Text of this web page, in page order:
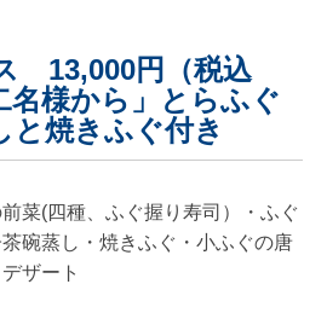
13,000円（税込
様から」
とらふぐ
と焼きふぐ付き
菜(四種、ふぐ握り寿司）・ふぐ
碗蒸し・焼きふぐ・小ふぐの唐
ザート